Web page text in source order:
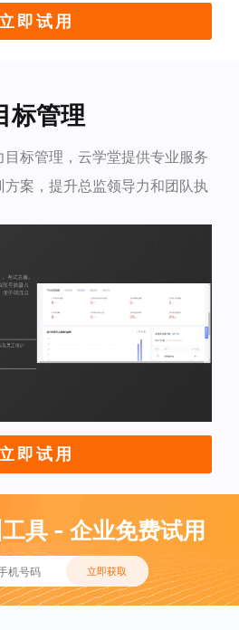
立即试用
标管理
标管理，云学堂提供专业服务
案，提升总监领导力和团队执
立即试用
具 - 企业免费试用
立即获取